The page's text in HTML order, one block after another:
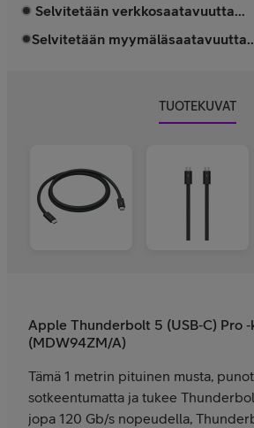
Selvitetään verkkosaatavuutta...
Selvitetään
TUOTEKUVAT
Apple Thunderbolt 5 (USB‑C) Pro
(MDW94ZM/A)
Tämä 1 metrin pituinen musta,
sotkeentumatta ja tukee
jopa 120 Gb/s nopeudella,